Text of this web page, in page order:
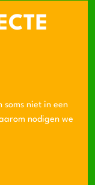
soms niet in een
nodigen we